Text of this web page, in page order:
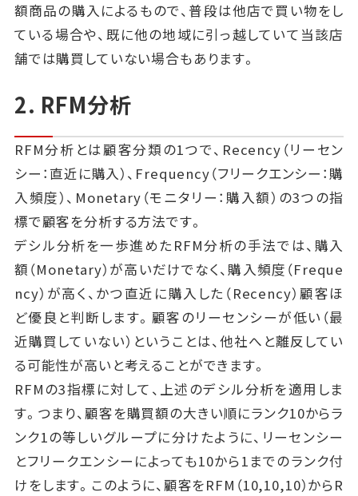
額商品の購入によるもので、普段は他店で買い物をし
ている場合や、既に他の地域に引っ越していて当該店
舗では購買していない場合もあります。
2. RFM分析
RFM分析とは顧客分類の1つで、Recency（リーセン
シー：直近に購入）、Frequency（フリークエンシー：購
入頻度）、Monetary（モニタリー：購入額）の3つの指
標で顧客を分析する方法です。
デシル分析を一歩進めたRFM分析の手法では、購入
額（Monetary）が高いだけでなく、購入頻度（Freque
ncy）が高く、かつ直近に購入した（Recency）顧客ほ
ど優良と判断します。顧客のリーセンシーが低い（最
近購買していない）ということは、他社へと離反してい
る可能性が高いと考えることができます。
RFMの3指標に対して、上述のデシル分析を適用しま
す。つまり、顧客を購買額の大きい順にランク10からラ
ンク1の等しいグループに分けたように、リーセンシー
とフリークエンシーによっても10から1までのランク付
けをします。このように、顧客をRFM（10,10,10）からR